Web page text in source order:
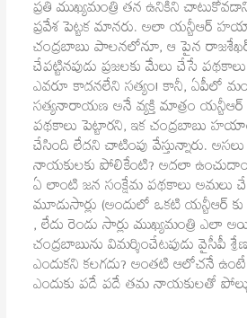
ప్రతి ముఖ్యమంత్రి తన ఉనికిని
ప్రవేశ పెట్టక మానరు. అలా యన్టీఆర్
చంద్రబాబు పాలనలోనూ, ఆ పైన
చేపట్టినపుడు ప్రజలకు మేలు చేసే
ఎవరూ కాదనలేని సత్యం! కానీ, ఏపీలో
సత్యనారాయణ అనే వ్యక్తి మాత్రం
పథకాలు పెట్టారని, ఇక చంద్రబాబు
చేసింది లేదని చాటింపు వేస్తున్నారు.
నాయకులకు పోలికేంటి? అదలా
ఏ లాంటి జన సంక్షేమ పథకాలు
మూడుసార్లు (అందులో ఒకటి యన్టీఆర్ కు
, లేదు రెండు సార్లు ముఖ్యమంత్రి ఎలా
చంద్రబాబును విమర్శించేటపుడు వైసీపీ
ఎందుకని కలగదు? అంతటి ఆలోచనే
ఎందుకు పదే పదే తమ నాయకులతో